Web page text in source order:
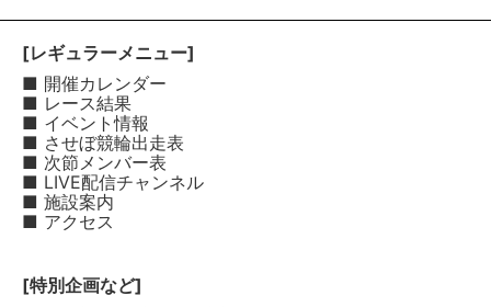
[レギュラーメニュー]
■ 開催カレンダー
■ レース結果
■ イベント情報
■ させぼ競輪出走表
■ 次節メンバー表
■ LIVE配信チャンネル
■ 施設案内
■ アクセス
[特別企画など]